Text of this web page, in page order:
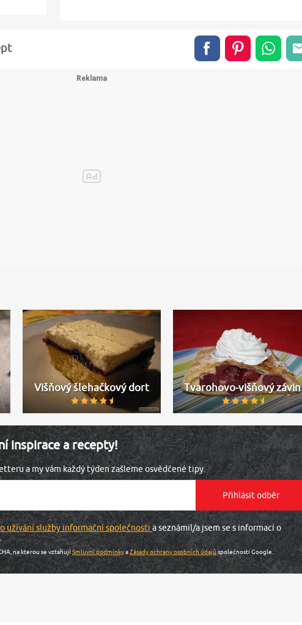
Višňový šlehačkový dort Tvarohovo-višňový závin
inspirace a recepty!
a my vám každý týden zašleme osvědčené tipy.
užívání služby informační společnosti a seznámil/a jsem se s informací o
.
na kterou se vztahujíSmluvní podmínkyaZásady ochrany osobních údajůspolečnosti Google.